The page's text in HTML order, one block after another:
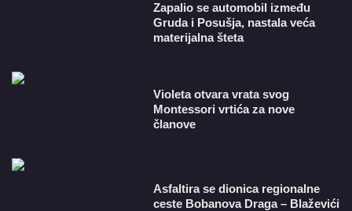
Zapalio se automobil između
Gruda i Posušja, nastala veća
materijalna šteta
Violeta otvara vrata svog
Montessori vrtića za nove
članove
Asfaltira se dionica regionalne
ceste Bobanova Draga – Blaževići